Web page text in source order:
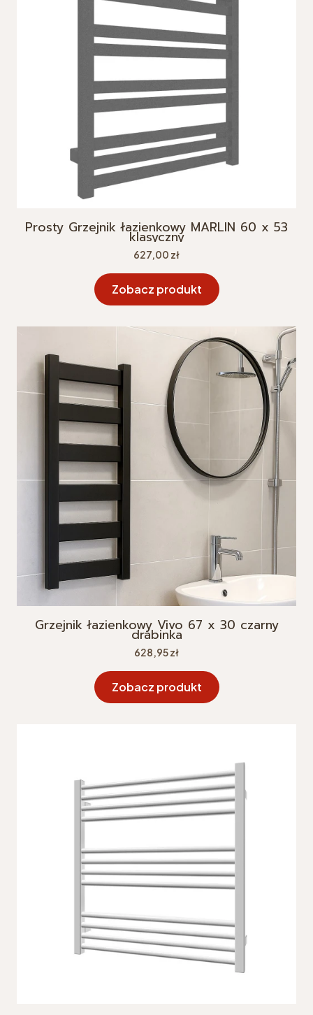
Prosty Grzejnik łazienkowy MARLIN 60 x 53
klasyczny
Cena
627,00 zł
Zobacz produkt
Grzejnik łazienkowy Vivo 67 x 30 czarny
drabinka
Cena
628,95 zł
Zobacz produkt